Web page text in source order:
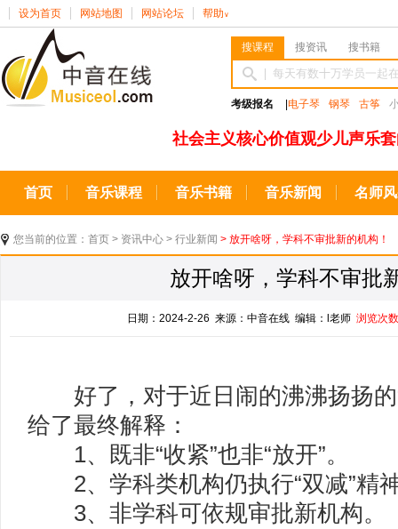
设为首页 网站地图 网站论坛 帮助 ∨
搜课程 搜资讯 搜书籍
考级报名 电子琴 钢琴 古筝
社会主义核心价值观少儿声乐
首页 音乐课程 音乐书籍 音乐新闻 名师
您当前的位置： 首页 > 资讯中心 > 行业新闻 > 放开啥呀，学科不审批新的机构！
放开啥呀，学科不审批
日期：2024-2-26 来源：中音在线 编辑：l老师 浏览次
好了，对于近日闹的沸沸扬扬的
给了最终解释：
1、既非“收紧”也非“放开”。
2、学科类机构仍执行“双减”精
3、非学科可依规审批新机构。